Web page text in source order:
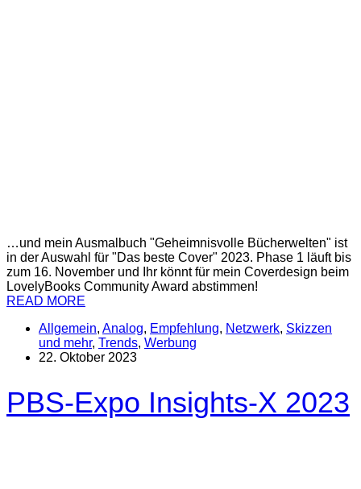
…und mein Ausmalbuch "Geheimnisvolle Bücherwelten" ist
in der Auswahl für "Das beste Cover" 2023. Phase 1 läuft bis
zum 16. November und Ihr könnt für mein Coverdesign beim
LovelyBooks Community Award abstimmen!
READ MORE
Allgemein, Analog, Empfehlung, Netzwerk, Skizzen
und mehr, Trends, Werbung
22. Oktober 2023
PBS-Expo Insights-X 2023